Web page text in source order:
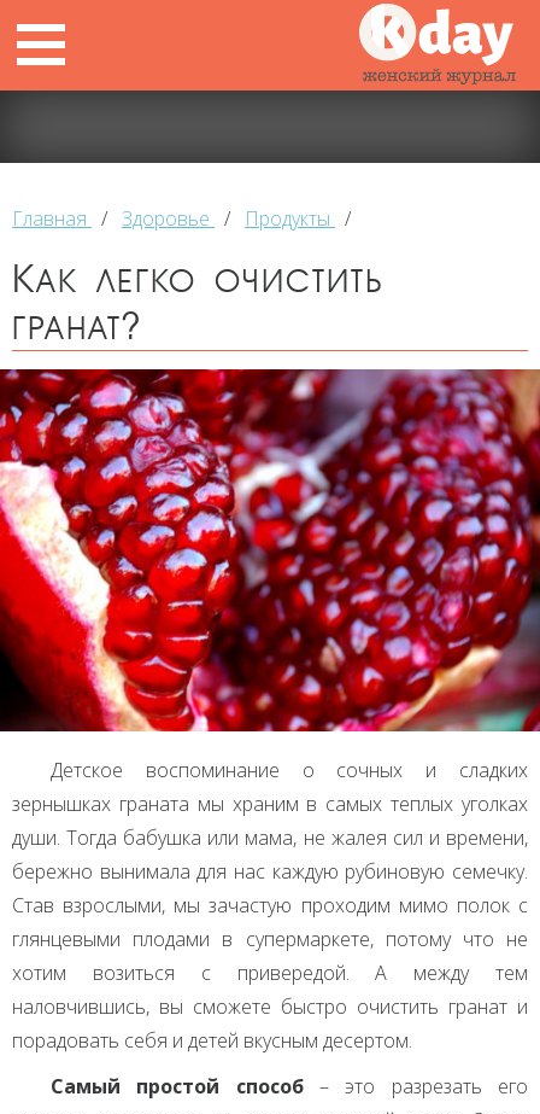
Главная / Здоровье / Продукты /
Как легко очистить
гранат?
Детское воспоминание о сочных и сладких
зернышках граната мы храним в самых теплых уголках
души. Тогда бабушка или мама, не жалея сил и времени,
бережно вынимала для нас каждую рубиновую семечку.
Став взрослыми, мы зачастую проходим мимо полок с
глянцевыми плодами в супермаркете, потому что не
хотим возиться с привередой. А между тем
наловчившись, вы сможете быстро очистить гранат и
порадовать себя и детей вкусным десертом.
Самый простой способ– это разрезать его